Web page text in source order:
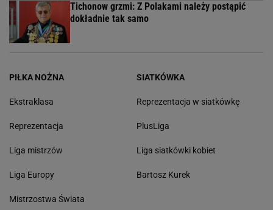
Tichonow grzmi: Z Polakami należy postąpić
dokładnie tak samo
PIŁKA NOŻNA
Ekstraklasa
Reprezentacja
Liga mistrzów
Liga Europy
Mistrzostwa Świata
SIATKÓWKA
Reprezentacja w siatkówkę
PlusLiga
Liga siatkówki kobiet
Bartosz Kurek